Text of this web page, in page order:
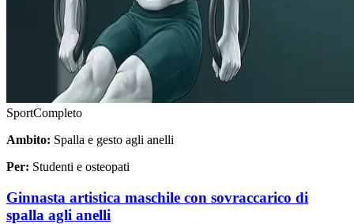
SportCompleto
Ambito: Spalla e gesto agli anelli
Per: Studenti e osteopati
Ginnasta artistica maschile con sovraccarico di
spalla agli anelli